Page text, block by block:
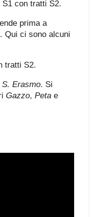
con tratti S2.
prima a
. Qui ci sono alcuni
tratti S2.
S. Erasmo. Si
Gazzo, Peta e